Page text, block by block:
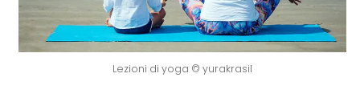
Lezioni di yoga © yurakrasil